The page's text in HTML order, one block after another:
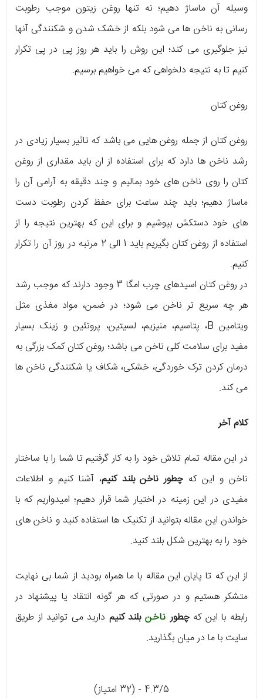
وسیله آن ماساژ دهیم؛ نه تنها روغن زیتون موجب رطوبت
رسانی به ناخن ها می شود بلکه از خشک شدن و شکنندگی آنها
نیز جلوگیری می کند؛ این روش را باید هر روز پی در پی تکرار
کنیم تا به نتیجه دلخواهی که می خواهیم برسیم.
روغن کتان
روغن کتان از جمله روغن هایی می باشد که تاثیر بسیار زیادی در
رشد ناخن ها دارد که برای استفاده از ان باید مقداری از روغن
کتان را روی ناخن های خود بمالیم و چند دقیقه به آرامی آن را
ماساژ دهیم؛ باید چند ساعت برای حفظ کردن رطوبت دست
های خود دستکش بپوشیم و برای این که بهترین نتیجه را از
استفاده از روغن کتان بگیریم باید 1 الی 2 مرتبه در روز آن را تکرار
کنیم.
در روغن کتان اسیدهای چرب امگا 3 وجود دارند که موجب رشد
هر چه سریع تر ناخن می شود؛ در ضمن، مواد مغذی مثل
ویتامین B، پتاسیم، منیزیم، لسیتین، پروتئین و زینک بسیار
مفید برای سلامت کلی ناخن می باشد؛ روغن کتان کمک بزرگی به
درمان کردن ترک خوردگی، خشکی، شکاف یا شکنندگی ناخن ها
می کند.
کلام آخر
در این مقاله تمام تلاش خود را به کار گرفتیم تا شما را با ساختار
ناخن و این که چطور ناخن بلند کنیم، آشنا کنیم و اطلاعات
مفیدی در این زمینه در اختیار شما قرار دهیم؛ امیدواریم که با
خواندن این مقاله بتوانید از تکنیک ها استفاده کنید و ناخن های
خود را به بهترین شکل بلند کنید.
از این که تا پایان این مقاله با ما همراه بودید از شما بی نهایت
متشکر هستیم و در صورتی که هر گونه انتقاد یا پیشنهاد در
رابطه با این که چطور ناخن بلند کنیم دارید می توانید از طریق
سایت با ما در میان بگذارید.
4.3/5 - (32 امتیاز)